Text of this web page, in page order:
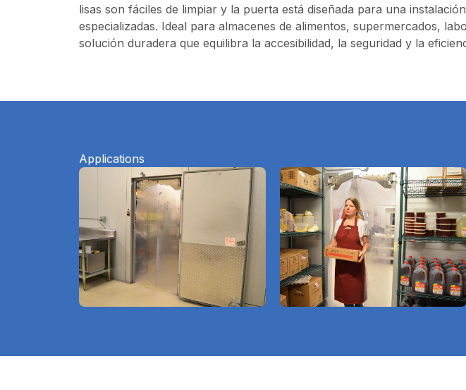
lisas son fáciles de limpiar y la puerta está diseñada para una
especializadas. Ideal para almacenes de alimentos, supermercados,
solución duradera que equilibra la accesibilidad, la seguridad y la
Applications